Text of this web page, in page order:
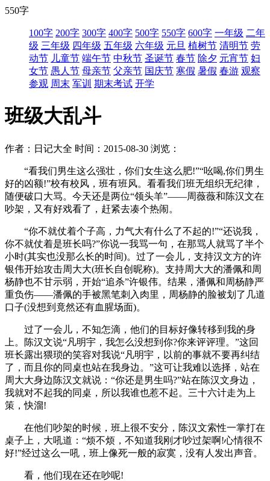
550字
100字 200字 300字 400字 500字 550字 600字 一年级 二年
级 三年级 四年级 五年级 六年级 元旦 植树节 清明节 劳
动节 儿童节 端午节 中秋节 圣诞节 春节 除夕 元宵节 妇
女节 愚人节 母亲节 父亲节 国庆节 寒假 暑假 春游 观察
参观 周末 军训 期末考试 开学
班级大乱斗
作者：日记大全 时间：2015-08-30 浏览：
“看我们男生这么强壮，你们女生这么肥!”“吆喝,你们男生
好的凶额!”校有校风，班有班风。看看我们班无组织无纪律，
随便破口大骂。今天还是两位“领头羊”——周薇薇和陈汉文在
吵架，又有好戏看了，赶紧去凑个热闹。
“你不就仗着个子高，力气大有什么了不起的!”“还说我，
你不就仗着是班长吗?”你说一我骂一句，在那骂人就骂了半个
小时(其实也没那么长的时间)。过了一会儿，支持汉文方的许
银伟开始攻击周大大(班长自创昵称)。支持周大大的潘佩和周
杨静也不甘示弱，开始“追杀”许银伟。结果，潘佩和周杨静严
重负伤——潘佩的手被黑笔刺入肉里，周杨静的脸被划了几道
口子(没想到竟然还有血腥场面)。
过了一会儿，不知怎滴，他们的目标好像转移到我的身
上。陈汉文说“凡明宇，我怎么没想到你?你来评评理。”这回
班长露出猥琐的笑容对我说“凡明宇，以前的事就不要再纠结
了，而且你的同桌也站在我身边。”这可让我难以选择，站在
周大大身边陈汉文就说：“你还是男生吗?”站在陈汉文身边，
我就对不起我的同桌，所以我谁也惹不起。三十六计走为上
策，快溜!
在他们吵架的时候，班上很不安分，陈汉文索性一掌打在
桌子上，大吼道：“烦不烦，不知道我刚才吵过架啊!心情很不
好!”经过这么一吼，班上像死一般的寂寞，没有人发出声音。
看，他们现在还在吵呢!